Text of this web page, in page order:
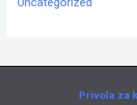
Privola za